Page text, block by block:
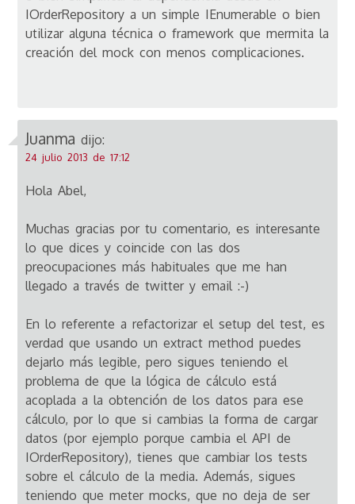
IOrderRepository a un simple IEnumerable o bien
utilizar alguna técnica o framework que mermita la
creación del mock con menos complicaciones.
Juanma dijo:
24 julio 2013 de 17:12
Hola Abel,
Muchas gracias por tu comentario, es interesante
lo que dices y coincide con las dos
preocupaciones más habituales que me han
llegado a través de twitter y email :-)
En lo referente a refactorizar el setup del test, es
verdad que usando un extract method puedes
dejarlo más legible, pero sigues teniendo el
problema de que la lógica de cálculo está
acoplada a la obtención de los datos para ese
cálculo, por lo que si cambias la forma de cargar
datos (por ejemplo porque cambia el API de
IOrderRepository), tienes que cambiar los tests
sobre el cálculo de la media. Además, sigues
teniendo que meter mocks, que no deja de ser